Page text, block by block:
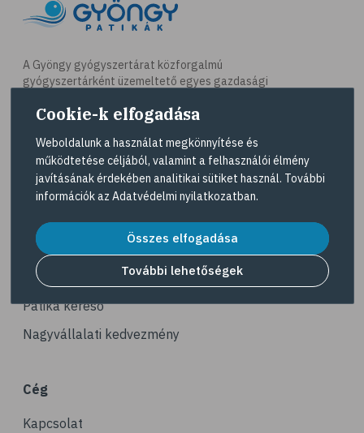
# székrekedés
# rostok
# zabpehely
# multivitamin
# ásványi anyag
# pezsgőtabletta
# gumivitamin
# mikrotápanyag
# recept
# antioxidáns
# béta-karotin
A Gyöngy gyógyszertárat közforgalmú
gyógyszertárként üzemeltető egyes gazdasági
működésért. A Gyöngy gyógyszertárak listáját és
tekintheti meg.
Navigáció
Akciós termékek
Dermokozmetikumok
Gyöngy Patika Magazin
Patika kereső
Nagyvállalati kedvezmény
Cég
Kapcsolat
Cookie-k elfogadása
Weboldalunk a használat megkönnyítése és
működtetése céljából, valamint a felhasználói élmény
javításának érdekében analitikai sütiket használ. További
információk az Adatvédelmi nyilatkozatban.
Összes elfogadása
További lehetőségek